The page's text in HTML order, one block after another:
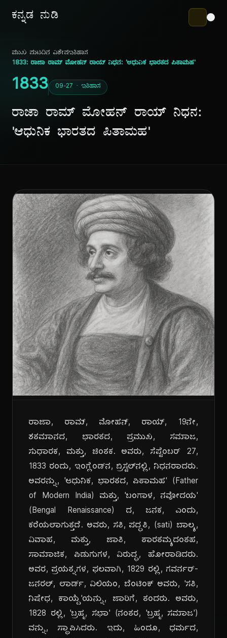
ಕನ್ನಡ ನುಡಿ
ಮುಖ ಪುಟದಿನ ವಿಶೇಷಇತಿಹಾಸ
1833: ರಾಜಾ ರಾಮ್ ಮೋಹನ್ ರಾಯ್ ನಿಧನ: 'ಆಧುನಿಕ ಭಾರತದ ಪಿತಾಮಹ'
1833 09-27 · ಇತಿಹಾಸ
ರಾಜಾ ರಾಮ್ ಮೋಹನ್ ರಾಯ್ ನಿಧನ:
'ಆಧುನಿಕ ಭಾರತದ ಪಿತಾಮಹ'
ರಾಜಾ, ರಾಮ್, ಮೋಹನ್, ರಾಯ್, 19ನೇ,
ಶತಮಾನದ, ಭಾರತದ, ಪ್ರಮುಖ, ಸಮಾಜ,
ಸುಧಾರಕ, ಮತ್ತು, ಚಿಂತಕ. ಅವರು, ಸೆಪ್ಟೆಂಬರ್ 27,
1833 ರಂದು, ಇಂಗ್ಲೆಂಡ್‌ನ, ಬ್ರಿಸ್ಟಲ್‌ನಲ್ಲಿ, ನಿಧನರಾದರು.
ಅವರನ್ನು, 'ಆಧುನಿಕ, ಭಾರತದ, ಪಿತಾಮಹ' (Father
of Modern India) ಮತ್ತು, 'ಬಂಗಾಳ, ನವೋದಯ'
(Bengal Renaissance) ದ, ಜನಕ, ಎಂದು,
ಕರೆಯಲಾಗುತ್ತದೆ. ಅವರು, ಸತಿ, ಪದ್ಧತಿ, (sati) ಬಾಲ್ಯ,
ವಿವಾಹ, ಮತ್ತು, ಜಾತಿ, ತಾರತಮ್ಯದಂತಹ,
ಸಾಮಾಜಿಕ, ಪಿಡುಗುಗಳ, ವಿರುದ್ಧ, ಹೋರಾಡಿದರು.
ಅವರ, ಪ್ರಯತ್ನಗಳ, ಫಲವಾಗಿ, 1829 ರಲ್ಲಿ, ಗವರ್ನರ್-
ಜನರಲ್, ಲಾರ್ಡ್, ವಿಲಿಯಂ, ಬೆಂಟಿಂಕ್ ಅವರು, 'ಸತಿ,
ನಿಷೇಧ, ಕಾಯ್ದೆ'ಯನ್ನು, ಜಾರಿಗೆ, ತಂದರು. ಅವರು,
1828 ರಲ್ಲಿ, 'ಬ್ರಹ್ಮ, ಸಭಾ' (ನಂತರ, 'ಬ್ರಹ್ಮ, ಸಮಾಜ')
ವನ್ನು, ಸ್ಥಾಪಿಸಿದರು. ಇದು, ಹಿಂದೂ, ಧರ್ಮದ,